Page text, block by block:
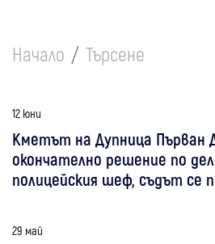
Начало Търсене
12 юни
Кметът на Дупница Първан
окончателно решение по
полицейския шеф, съдът се
29 май